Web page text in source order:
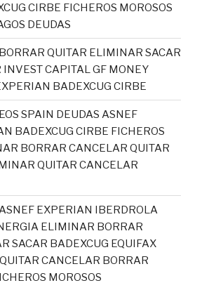
CIRBE FICHEROS MOROSOS
DEUDAS
QUITAR ELIMINAR SACAR
CAPITAL GF MONEY
BADEXCUG CIRBE
SPAIN DEUDAS ASNEF
BADEXCUG CIRBE FICHEROS
BORRAR CANCELAR QUITAR
QUITAR CANCELAR
EXPERIAN IBERDROLA
ELIMINAR BORRAR
SACAR BADEXCUG EQUIFAX
CANCELAR BORRAR
MOROSOS